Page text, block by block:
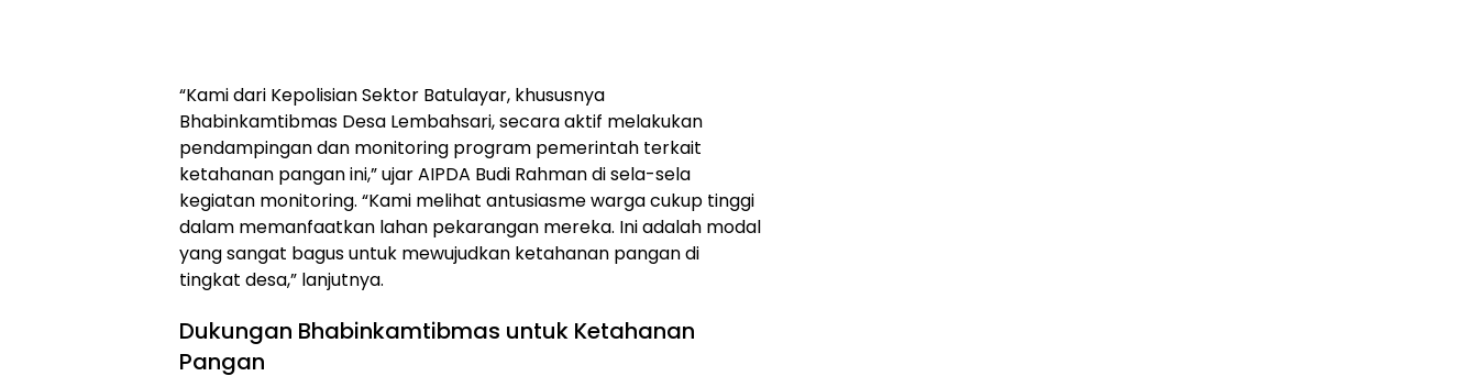
“Kami dari Kepolisian Sektor Batulayar, khususnya
Bhabinkamtibmas Desa Lembahsari, secara aktif melakukan
pendampingan dan monitoring program pemerintah terkait
ketahanan pangan ini,” ujar AIPDA Budi Rahman di sela-sela
kegiatan monitoring. “Kami melihat antusiasme warga cukup tinggi
dalam memanfaatkan lahan pekarangan mereka. Ini adalah modal
yang sangat bagus untuk mewujudkan ketahanan pangan di
tingkat desa,” lanjutnya.
Dukungan Bhabinkamtibmas untuk Ketahanan
Pangan